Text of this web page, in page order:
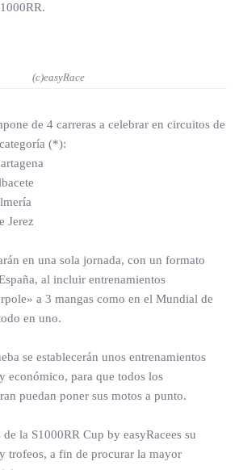
(c)easyRace
de 4 carreras a celebrar en circuitos de
(*):
Jerez
en una sola jornada, con un formato
al incluir entrenamientos
a 3 mangas como en el Mundial de
en uno.
se establecerán unos entrenamientos
económico, para que todos los
puedan poner sus motos a punto.
la S1000RR Cup by easyRacees su
trofeos, a fin de procurar la mayor